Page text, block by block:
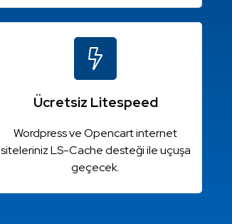
Ücretsiz Litespeed
Wordpress ve Opencart internet
siteleriniz LS-Cache desteği ile uçuşa
geçecek.